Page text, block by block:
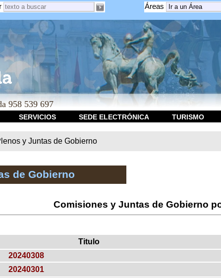
Áreas
958 539 697
SERVICIOS SEDE ELECTRÓNICA TURISMO
y Juntas de Gobierno
de Gobierno
Comisiones y Juntas de Gobierno
Titulo
20240308
20240301